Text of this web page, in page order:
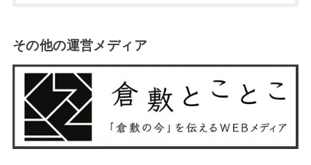
その他の運営メディア